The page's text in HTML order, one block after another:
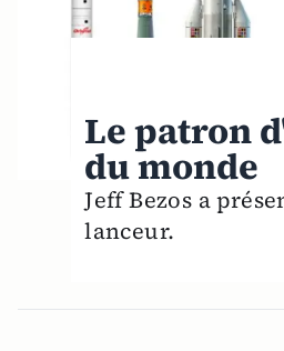
Le patron
du monde
Jeff Bezos a
lanceur.